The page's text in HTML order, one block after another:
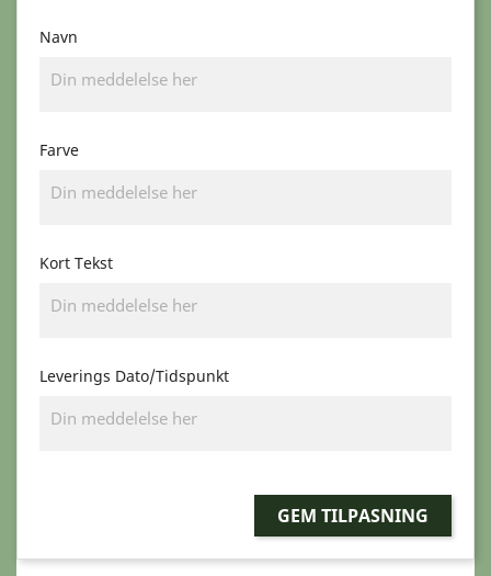
Navn
Farve
Kort Tekst
Leverings Dato/Tidspunkt
GEM TILPASNING